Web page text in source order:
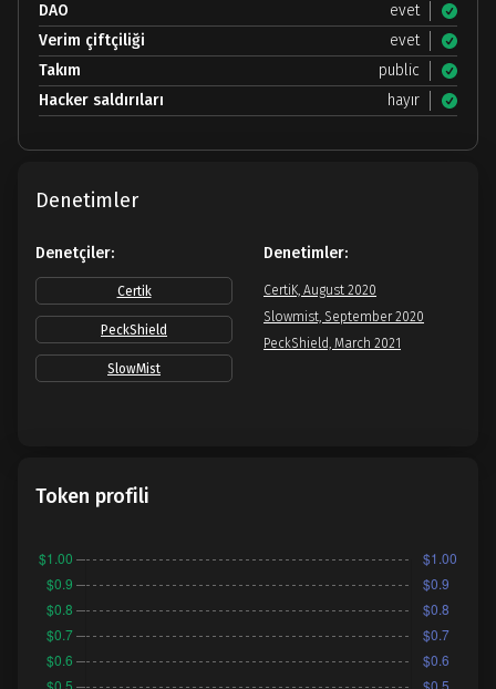
DAO
evet
Verim çiftçiliği
evet
Takım
public
Hacker saldırıları
hayır
Denetimler
Denetçiler:
Certik
PeckShield
SlowMist
Denetimler:
CertiK, August 2020
Slowmist, September 2020
PeckShield, March 2021
Token profili